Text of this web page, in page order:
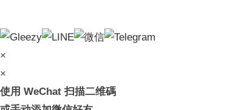
×
×
使用 WeChat 扫描二维碼